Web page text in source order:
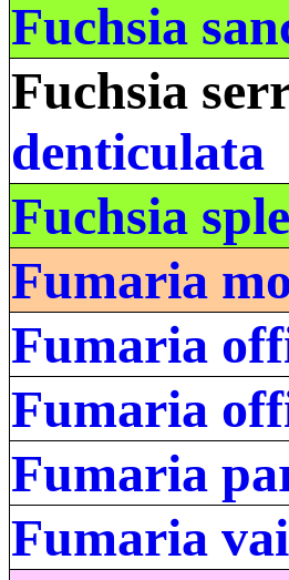
Fuchsia
Fuchsia
denticulata
Fuchsia
Fumaria
Fumaria
Fumaria
Fumaria
Fumaria